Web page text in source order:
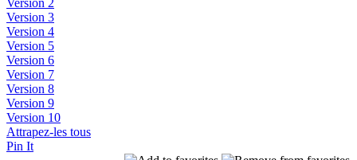
Version 2
Version 3
Version 4
Version 5
Version 6
Version 7
Version 8
Version 9
Version 10
Attrapez-les tous
Pin It